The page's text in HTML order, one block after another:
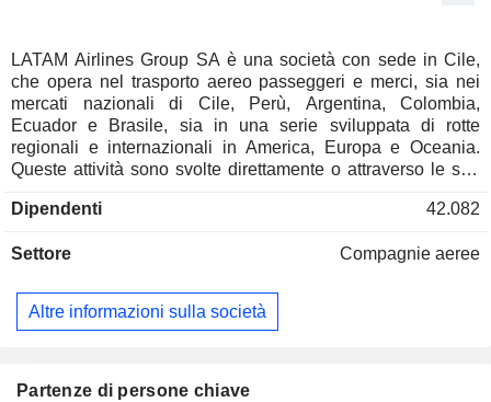
LATAM Airlines Group SA è una società con sede in Cile,
che opera nel trasporto aereo passeggeri e merci, sia nei
mercati nazionali di Cile, Perù, Argentina, Colombia,
Ecuador e Brasile, sia in una serie sviluppata di rotte
regionali e internazionali in America, Europa e Oceania.
Queste attività sono svolte direttamente o attraverso le sue
business del trasporto aereo e il programma di Coalizione e
corrisponde alla rete di rotte per il trasporto aereo. Il suo
Multiplus è un programma frequent flyer, che opera come un
sistema di fidelizzazione unilaterale che offre un sistema di
A319-100, Airbus A350-900, Boeing 767-300ER, Boeing
Dipendenti 42.082
Settore Compagnie aeree
Altre informazioni sulla società
Partenze di persone chiave